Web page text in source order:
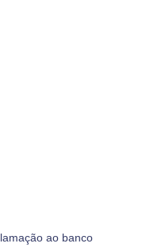
ao banco